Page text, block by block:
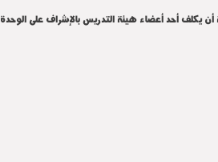
أن يكلف أحد أعضاء هيئة التدريس بالإشراف على الوحدة